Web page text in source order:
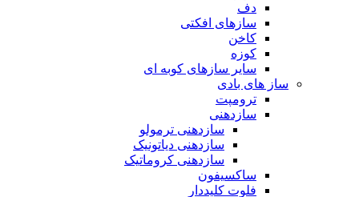
دف
سازهای افکتی
کاخن
کوزه
سایر سازهای کوبه ای
ساز های بادی
ترومپت
سازدهنی
سازدهنی ترمولو
سازدهنی دیاتونیک
سازدهنی کروماتیک
ساکسیفون
فلوت کلیددار